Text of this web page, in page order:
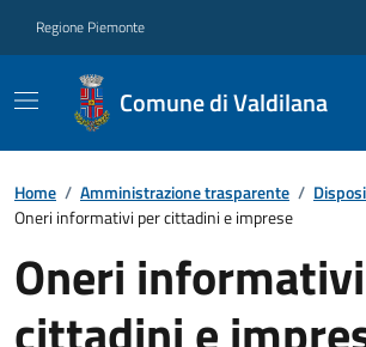
Regione Piemonte
Comune di Valdilana
Home / Amministrazione trasparente /
Oneri informativi per cittadini e imprese
Oneri